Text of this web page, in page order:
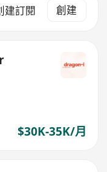
建訂閱 創建
$30K-35K/月